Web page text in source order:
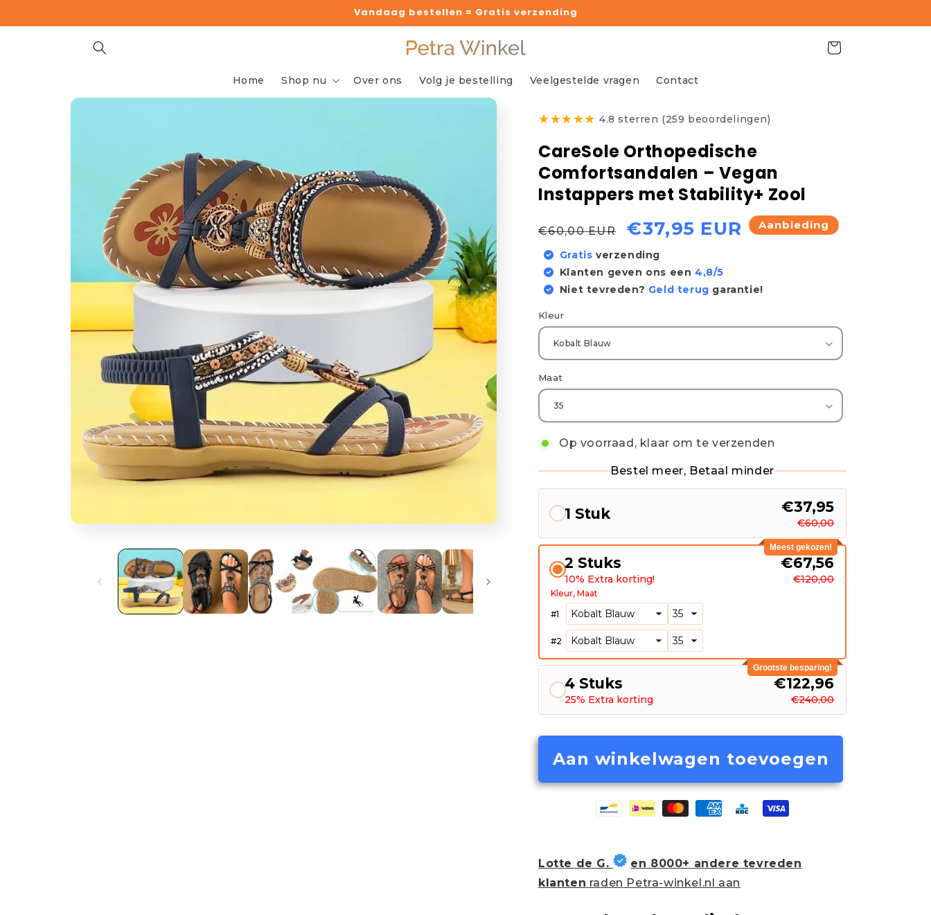
content
Vandaag bestellen = Gratis verzending
Home Shop nu Over ons Volg je bestelling Veelgestelde vragen Contact
Winkelwagen
Ga direct naar
★★★★★ 4.8 sterren (259 beoordelingen)
CareSole Orthopedische
Comfortsandalen – Vegan
Instappers met Stability+ Zool
Normale
€60,00 EUR Aanbiedingsprijs
€37,95 EUR Aanbieding
Gratis verzending
Klanten geven ons een 4,8/5
Niet tevreden? Geld terug garantie!
Kleur
Maat
Op voorraad, klaar om te verzenden
Bestel meer, Betaal minder
1 Stuk €37,95
€60,00
Meest gekozen!
2 Stuks
10% Extra korting!
€67,56
€120,00
Kleur Maat
#1
#2
Grootste besparing!
4 Stuks
25% Extra korting
€122,96
€240,00
Aan winkelwagen toevoegen
Lotte de G.
en 8000+ andere tevreden
klanten raden Petra-winkel.nl aan